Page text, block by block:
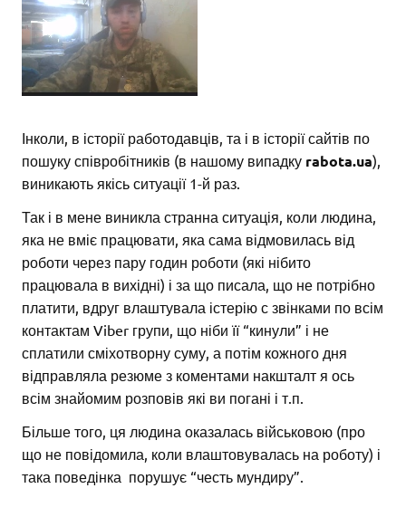
Інколи, в історії работодавців, та і в історії сайтів по
пошуку співробітників (в нашому випадку rabota.ua),
виникають якісь ситуації 1-й раз.
Так і в мене виникла странна ситуація, коли людина,
яка не вміє працювати, яка сама відмовилась від
роботи через пару годин роботи (які нібито
працювала в вихідні) і за що писала, що не потрібно
платити, вдруг влаштувала істерію с звінками по всім
контактам Viber групи, що ніби її “кинули” і не
сплатили сміхотворну суму, а потім кожного дня
відправляла резюме з коментами накшталт я ось
всім знайомим розповів які ви погані і т.п.
Більше того, ця людина оказалась військовою (про
що не повідомила, коли влаштовувалась на роботу) і
така поведінка порушує “честь мундиру”.